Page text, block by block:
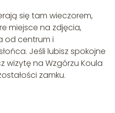
się tam wieczorem,
miejsce na zdjęcia,
od centrum i
Jeśli lubisz spokojne
wizytę na Wzgórzu Koula
zamku.